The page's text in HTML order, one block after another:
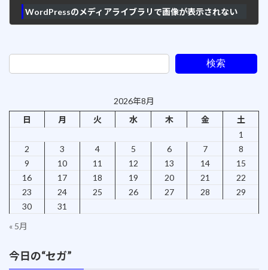
WordPressのメディアライブラリで画像が表示されない
検索
2026年8月
日
月 火 水 木 金
土
1
2
3 4 5 6 7
8
9
10 11 12 13 14
15
16
17 18 19 20 21
22
23
24 25 26 27 28
29
30
31
« 5月
今日の“セガ”